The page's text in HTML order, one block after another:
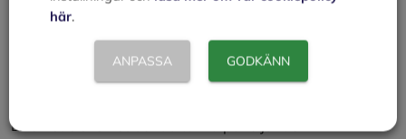
Registrering av livsmedelsanläggning
hos Livsmedelsverket
Livsmedelsverket bör du tänka på följande:
här.
ANPASSA GODKÄNN